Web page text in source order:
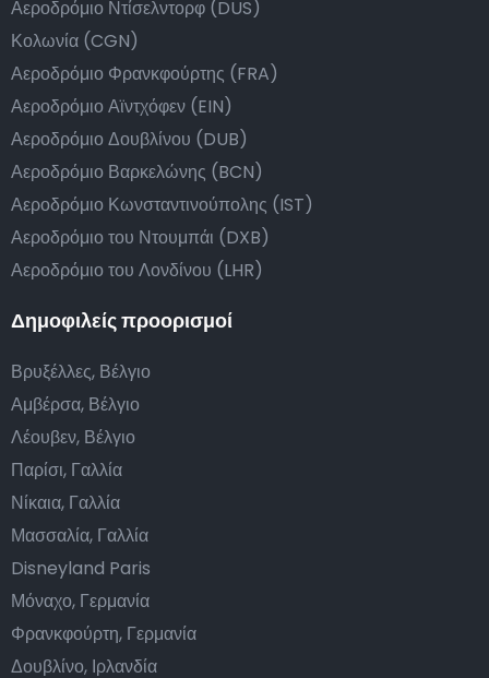
Αεροδρόμιο Ντίσελντορφ (DUS)
Κολωνία (CGN)
Αεροδρόμιο Φρανκφούρτης (FRA)
Αεροδρόμιο Αϊντχόφεν (EIN)
Αεροδρόμιο Δουβλίνου (DUB)
Αεροδρόμιο Βαρκελώνης (BCN)
Αεροδρόμιο Κωνσταντινούπολης (IST)
Αεροδρόμιο του Ντουμπάι (DXB)
Αεροδρόμιο του Λονδίνου (LHR)
Δημοφιλείς προορισμοί
Βρυξέλλες, Βέλγιο
Αμβέρσα, Βέλγιο
Λέουβεν, Βέλγιο
Παρίσι, Γαλλία
Νίκαια, Γαλλία
Μασσαλία, Γαλλία
Disneyland Paris
Μόναχο, Γερμανία
Φρανκφούρτη, Γερμανία
Δουβλίνο, Ιρλανδία